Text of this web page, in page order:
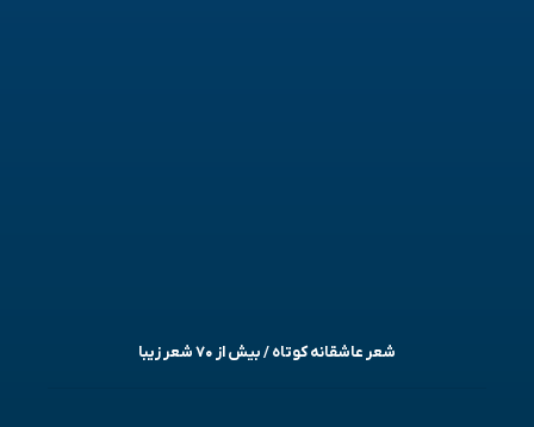
شعر عاشقانه کوتاه / بیش از ۷۰ شعر زیبا